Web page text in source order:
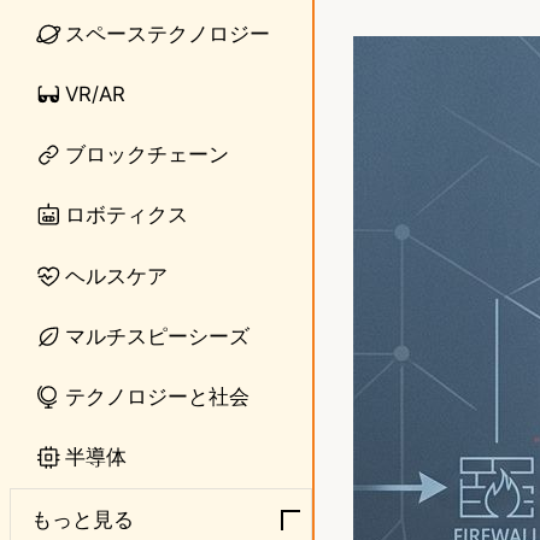
スペーステクノロジー
VR/AR
ブロックチェーン
ロボティクス
ヘルスケア
マルチスピーシーズ
テクノロジーと社会
半導体
もっと見る
o
n